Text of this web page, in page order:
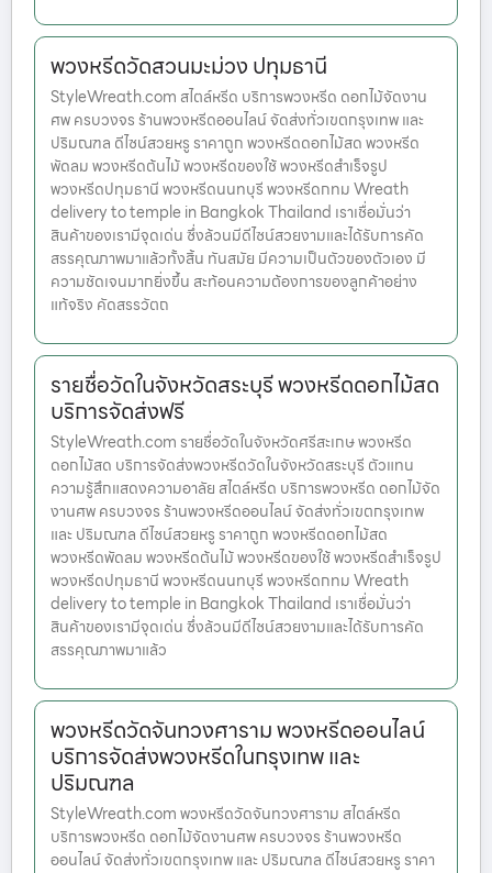
พวงหรีดวัดสวนมะม่วง ปทุมธานี
StyleWreath.com สไตล์หรีด บริการพวงหรีด ดอกไม้จัดงาน
ศพ ครบวงจร ร้านพวงหรีดออนไลน์ จัดส่งทั่วเขตกรุงเทพ และ
ปริมณฑล ดีไซน์สวยหรู ราคาถูก พวงหรีดดอกไม้สด พวงหรีด
พัดลม พวงหรีดต้นไม้ พวงหรีดของใช้ พวงหรีดสำเร็จรูป
พวงหรีดปทุมธานี พวงหรีดนนทบุรี พวงหรีดกทม Wreath
delivery to temple in Bangkok Thailand เราเชื่อมั่นว่า
สินค้าของเรามีจุดเด่น ซึ่งล้วนมีดีไซน์สวยงามและได้รับการคัด
สรรคุณภาพมาแล้วทั้งสิ้น ทันสมัย มีความเป็นตัวของตัวเอง มี
ความชัดเจนมากยิ่งขึ้น สะท้อนความต้องการของลูกค้าอย่าง
แท้จริง คัดสรรวัตถ
รายชื่อวัดในจังหวัดสระบุรี พวงหรีดดอกไม้สด
บริการจัดส่งฟรี
StyleWreath.com รายชื่อวัดในจังหวัดศรีสะเกษ พวงหรีด
ดอกไม้สด บริการจัดส่งพวงหรีดวัดในจังหวัดสระบุรี ตัวแทน
ความรู้สึกแสดงความอาลัย สไตล์หรีด บริการพวงหรีด ดอกไม้จัด
งานศพ ครบวงจร ร้านพวงหรีดออนไลน์ จัดส่งทั่วเขตกรุงเทพ
และ ปริมณฑล ดีไซน์สวยหรู ราคาถูก พวงหรีดดอกไม้สด
พวงหรีดพัดลม พวงหรีดต้นไม้ พวงหรีดของใช้ พวงหรีดสำเร็จรูป
พวงหรีดปทุมธานี พวงหรีดนนทบุรี พวงหรีดกทม Wreath
delivery to temple in Bangkok Thailand เราเชื่อมั่นว่า
สินค้าของเรามีจุดเด่น ซึ่งล้วนมีดีไซน์สวยงามและได้รับการคัด
สรรคุณภาพมาแล้ว
พวงหรีดวัดจันทวงศาราม พวงหรีดออนไลน์
บริการจัดส่งพวงหรีดในกรุงเทพ และ
ปริมณฑล
StyleWreath.com พวงหรีดวัดจันทวงศาราม สไตล์หรีด
บริการพวงหรีด ดอกไม้จัดงานศพ ครบวงจร ร้านพวงหรีด
ออนไลน์ จัดส่งทั่วเขตกรุงเทพ และ ปริมณฑล ดีไซน์สวยหรู ราคา